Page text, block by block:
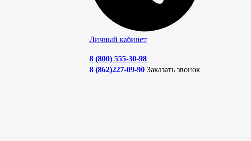
Личный кабинет
8 (800) 555-30-98
8 (862)227-09-90 Заказать звонок